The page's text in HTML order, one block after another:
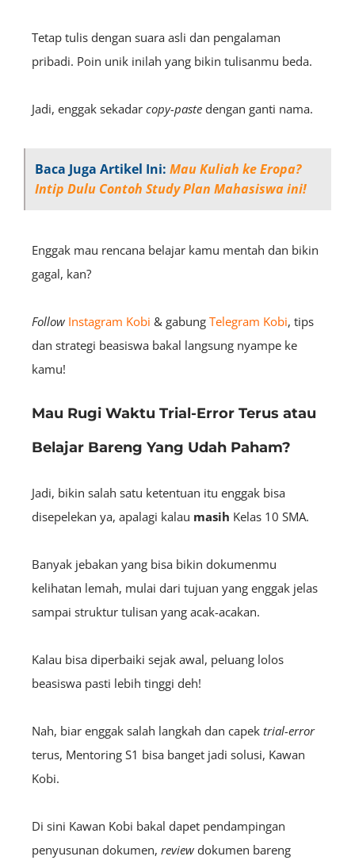
Tetap tulis dengan suara asli dan pengalaman
pribadi. Poin unik inilah yang bikin tulisanmu beda.
Jadi, enggak sekadar copy-paste dengan ganti nama.
Baca Juga Artikel Ini: Mau Kuliah ke Eropa?
Intip Dulu Contoh Study Plan Mahasiswa ini!
Enggak mau rencana belajar kamu mentah dan bikin
gagal, kan?
Follow Instagram Kobi & gabung Telegram Kobi, tips
dan strategi beasiswa bakal langsung nyampe ke
kamu!
Mau Rugi Waktu Trial-Error Terus atau
Belajar Bareng Yang Udah Paham?
Jadi, bikin salah satu ketentuan itu enggak bisa
disepelekan ya, apalagi kalau masih Kelas 10 SMA.
Banyak jebakan yang bisa bikin dokumenmu
kelihatan lemah, mulai dari tujuan yang enggak jelas
sampai struktur tulisan yang acak-acakan.
Kalau bisa diperbaiki sejak awal, peluang lolos
beasiswa pasti lebih tinggi deh!
Nah, biar enggak salah langkah dan capek trial-error
terus, Mentoring S1 bisa banget jadi solusi, Kawan
Kobi.
Di sini Kawan Kobi bakal dapet pendampingan
penyusunan dokumen, review dokumen bareng